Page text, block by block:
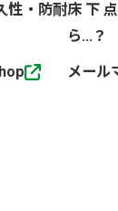
性・防耐床下
ら…？
メール